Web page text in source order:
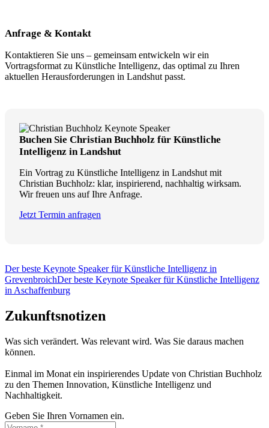
Anfrage & Kontakt
Kontaktieren Sie uns – gemeinsam entwickeln wir ein
Vortragsformat zu Künstliche Intelligenz, das optimal zu Ihren
aktuellen Herausforderungen in Landshut passt.
Buchen Sie Christian Buchholz für Künstliche
Intelligenz in Landshut
Ein Vortrag zu Künstliche Intelligenz in Landshut mit
Christian Buchholz: klar, inspirierend, nachhaltig wirksam.
Wir freuen uns auf Ihre Anfrage.
Jetzt Termin anfragen
Der beste Keynote Speaker für Künstliche Intelligenz in
GrevenbroichDer beste Keynote Speaker für Künstliche Intelligenz
in Aschaffenburg
Zukunftsnotizen
Was sich verändert. Was relevant wird. Was Sie daraus machen
können.
Einmal im Monat ein inspirierendes Update von Christian Buchholz
zu den Themen Innovation, Künstliche Intelligenz und
Nachhaltigkeit.
Geben Sie Ihren Vornamen ein.